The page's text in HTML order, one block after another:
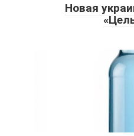
Новая